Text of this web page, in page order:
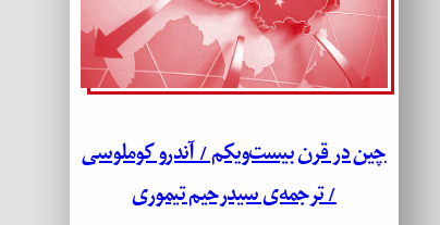
چین در قرن بیست‌ویکم / آندرو کوملوسی
/ ترجمه‌ی سیدرحیم تیموری